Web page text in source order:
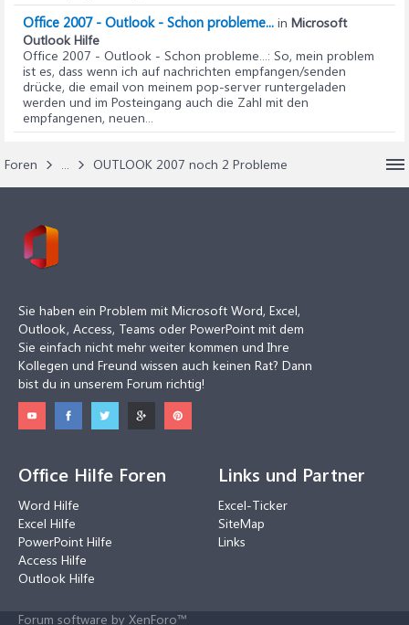
Office 2007 - Outlook - Schon probleme... in Microsoft
Outlook Hilfe
Office 2007 - Outlook - Schon probleme...: So, mein problem
ist es, dass wenn ich auf nachrichten empfangen/senden
drücke, die email von meinem pop-server runtergeladen
werden und im Posteingang auch die Zahl mit den
empfangenen, neuen...
Foren ... OUTLOOK 2007 noch 2 Probleme
Sie haben ein Problem mit Microsoft Word, Excel,
Outlook, Access, Teams oder PowerPoint mit dem
Sie einfach nicht mehr weiter kommen und Ihre
Kollegen und Freund wissen auch keinen Rat? Dann
bist du in unserem Forum richtig!
Office Hilfe Foren
Word Hilfe
Excel Hilfe
PowerPoint Hilfe
Access Hilfe
Outlook Hilfe
Links und Partner
Excel-Ticker
SiteMap
Links
Forum software by XenForo™